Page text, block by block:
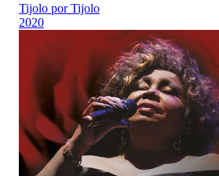
Tijolo por Tijolo
2020